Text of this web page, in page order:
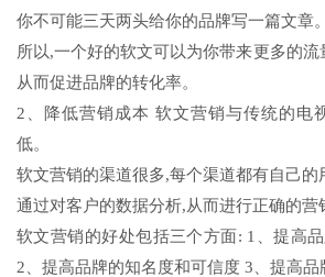
你不可能三天两头给你的品牌写一篇文章。
所以,一个好的软文可以为你带来更多的
从而促进品牌的转化率。
2、降低营销成本 软文营销与传统的电
低。
软文营销的渠道很多,每个渠道都有自己的
通过对客户的数据分析,从而进行正确的营
软文营销的好处包括三个方面: 1、提高
2、提高品牌的知名度和可信度 3、提高品